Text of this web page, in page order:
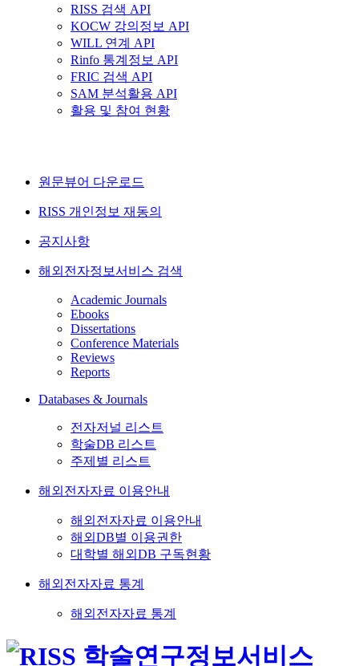
RISS 검색 API
KOCW 강의정보 API
WILL 연계 API
Rinfo 통계정보 API
FRIC 검색 API
SAM 분석활용 API
활용 및 참여 현황
원문뷰어 다운로드
RISS 개인정보 재동의
공지사항
해외전자정보서비스 검색
Academic Journals
Ebooks
Dissertations
Conference Materials
Reviews
Reports
Databases & Journals
전자저널 리스트
학술DB 리스트
주제별 리스트
해외전자자료 이용안내
해외전자자료 이용안내
해외DB별 이용권한
대학별 해외DB 구독현황
해외전자자료 통계
해외전자자료 통계